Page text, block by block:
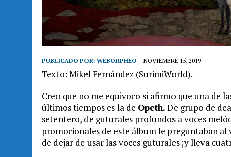
PUBLICADO POR: WEBORPHEO NOVIEMBRE 15, 2019
Texto: Mikel Fernández (SurimiWorld).
Creo que no me equivoco si afirmo que una de
últimos tiempos es la de Opeth. De grupo de
setentero, de guturales profundos a voces
promocionales de este álbum le preguntaban
de dejar de usar las voces guturales ¡y lleva